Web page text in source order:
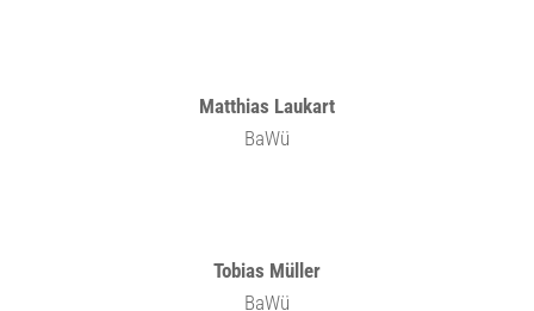
Matthias Laukart
BaWü
Tobias Müller
BaWü